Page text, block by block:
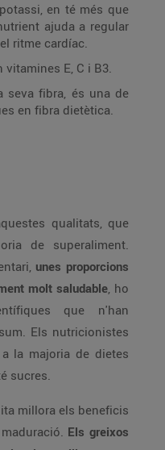
en té més que
ajuda a regular
ritme cardíac.
vitamines E, C i B3.
seva fibra, és una de
en fibra dietètica.
qualitats, que
de superaliment.
unes proporcions
molt saludable, ho
que n'han
Els nutricionistes
la majoria de dietes
sucres.
millora els beneficis
Els greixos